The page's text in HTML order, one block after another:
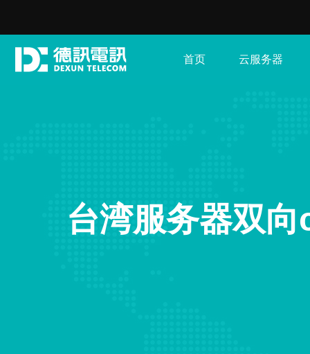
首页 云服务器
台湾服务器双